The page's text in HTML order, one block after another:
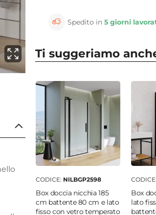
⚲ Clicca per
Spedito in5 giorni
Ti suggeriamo
CODICE: NILBGP2598
Box doccia nicchia 185
cm battente 80 cm e lato
fisso con vetro temperato
CODICE:
Box
lato